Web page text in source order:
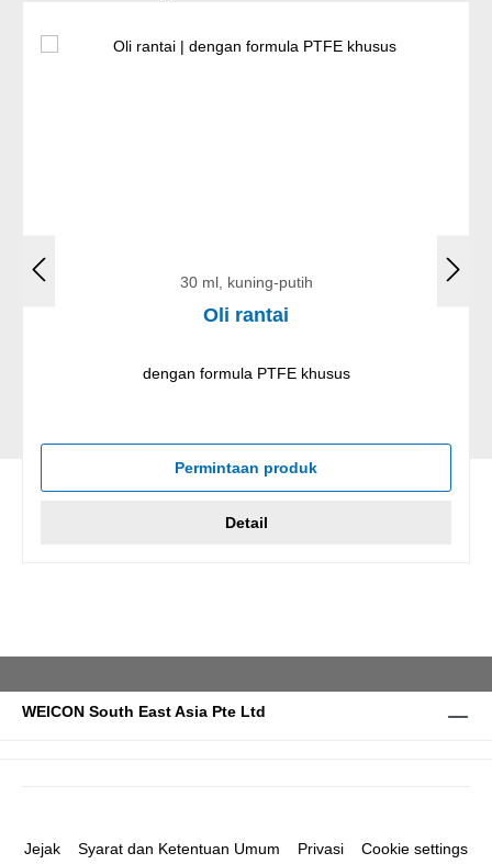
30 ml, kuning-putih
Oli rantai
dengan formula PTFE khusus
Permintaan produk
Detail
WEICON South East Asia Pte Ltd
Jejak Syarat dan Ketentuan Umum Privasi Cookie settings